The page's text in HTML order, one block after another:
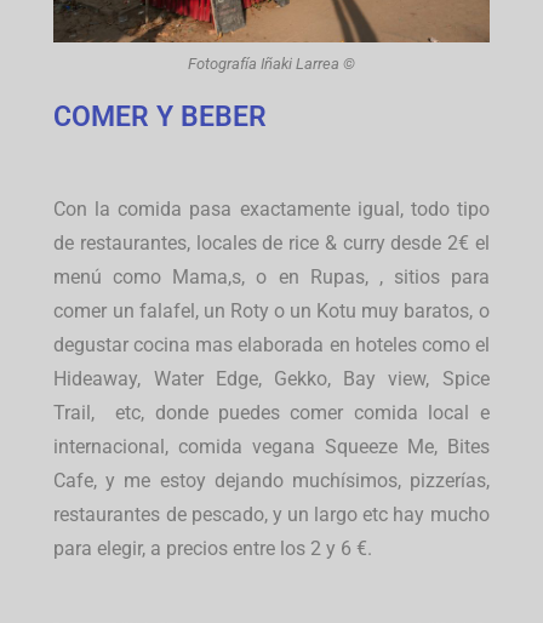
Fotografía Iñaki Larrea ©
COMER Y BEBER
Con la comida pasa exactamente igual, todo tipo
de restaurantes, locales de rice & curry desde 2€ el
menú como Mama,s, o en Rupas, , sitios para
comer un falafel, un Roty o un Kotu muy baratos, o
degustar cocina mas elaborada en hoteles como el
Hideaway, Water Edge, Gekko, Bay view, Spice
Trail, etc, donde puedes comer comida local e
internacional, comida vegana Squeeze Me, Bites
Cafe, y me estoy dejando muchísimos, pizzerías,
restaurantes de pescado, y un largo etc hay mucho
para elegir, a precios entre los 2 y 6 €.